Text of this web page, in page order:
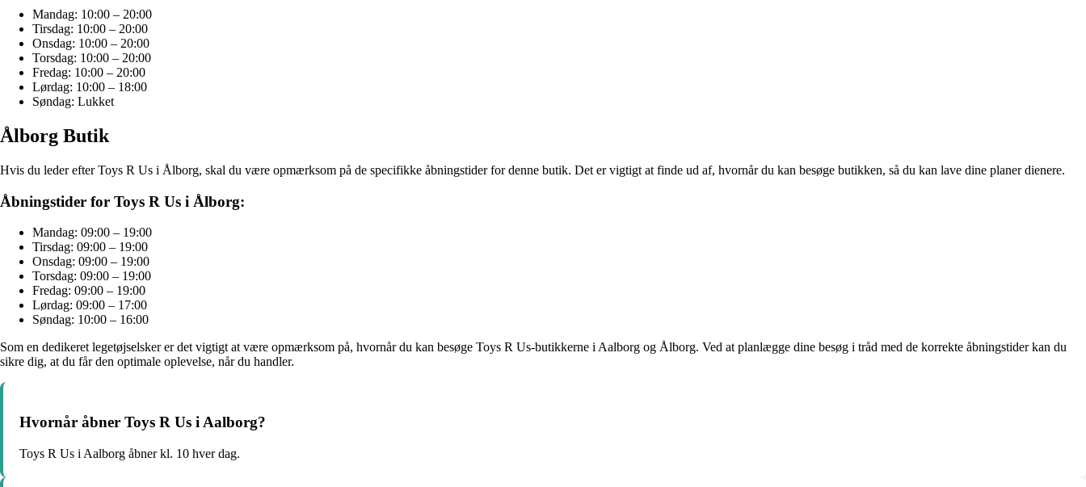
Mandag: 10:00 – 20:00
Tirsdag: 10:00 – 20:00
Onsdag: 10:00 – 20:00
Torsdag: 10:00 – 20:00
Fredag: 10:00 – 20:00
Lørdag: 10:00 – 18:00
Søndag: Lukket
Ålborg Butik
Hvis du leder efter Toys R Us i Ålborg, skal du være opmærksom på de specifikke åbningstider for denne butik. Det er vigtigt at finde ud af, hvornår du kan besøge butikken, så du kan lave dine planer dienere.
Åbningstider for Toys R Us i Ålborg:
Mandag: 09:00 – 19:00
Tirsdag: 09:00 – 19:00
Onsdag: 09:00 – 19:00
Torsdag: 09:00 – 19:00
Fredag: 09:00 – 19:00
Lørdag: 09:00 – 17:00
Søndag: 10:00 – 16:00
Som en dedikeret legetøjselsker er det vigtigt at være opmærksom på, hvornår du kan besøge Toys R Us-butikkerne i Aalborg og Ålborg. Ved at planlægge dine besøg i tråd med de korrekte åbningstider kan du
sikre dig, at du får den optimale oplevelse, når du handler.
Hvornår åbner Toys R Us i Aalborg?
Toys R Us i Aalborg åbner kl. 10 hver dag.